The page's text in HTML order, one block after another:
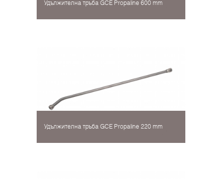
Удължителна тръба GCE Propaline 600 mm
Удължителна тръба GCE Propaline 220 mm